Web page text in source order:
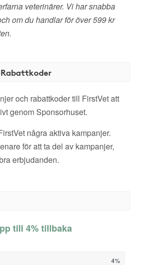
veterinärer. Vi har snabba
om du handlar för över 599 kr
och rabattkoder till FirstVet att
genom Sponsorhuset.
några aktiva kampanjer.
för att ta del av kampanjer,
erbjudanden.
till 4% tillbaka
4%